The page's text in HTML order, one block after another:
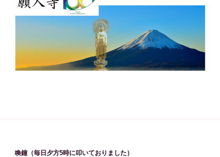
喚鐘（毎日夕方5時に叩いておりました）